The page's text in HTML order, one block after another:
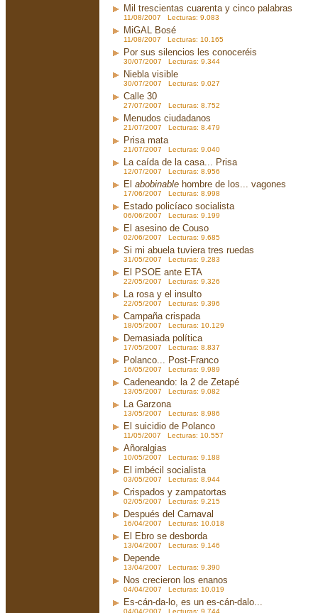
Mil trescientas cuarenta y cinco palabras
11/08/2007 Lecturas: 9.083
MiGAL Bosé
11/08/2007 Lecturas: 10.165
Por sus silencios les conoceréis
30/07/2007 Lecturas: 9.344
Niebla visible
30/07/2007 Lecturas: 9.027
Calle 30
27/07/2007 Lecturas: 8.752
Menudos ciudadanos
21/07/2007 Lecturas: 8.479
Prisa mata
21/07/2007 Lecturas: 9.040
La caída de la casa... Prisa
12/07/2007 Lecturas: 8.956
El abobinable hombre de los... vagones
17/06/2007 Lecturas: 8.998
Estado policíaco socialista
06/06/2007 Lecturas: 9.199
El asesino de Couso
02/06/2007 Lecturas: 9.685
Si mi abuela tuviera tres ruedas
31/05/2007 Lecturas: 9.283
El PSOE ante ETA
22/05/2007 Lecturas: 9.326
La rosa y el insulto
22/05/2007 Lecturas: 9.396
Campaña crispada
18/05/2007 Lecturas: 10.129
Demasiada política
17/05/2007 Lecturas: 8.837
Polanco... Post-Franco
16/05/2007 Lecturas: 9.989
Cadeneando: la 2 de Zetapé
13/05/2007 Lecturas: 9.082
La Garzona
13/05/2007 Lecturas: 8.986
El suicidio de Polanco
11/05/2007 Lecturas: 10.557
Añoralgias
10/05/2007 Lecturas: 9.188
El imbécil socialista
03/05/2007 Lecturas: 8.944
Crispados y zampatortas
02/05/2007 Lecturas: 9.215
Después del Carnaval
16/04/2007 Lecturas: 10.018
El Ebro se desborda
13/04/2007 Lecturas: 9.146
Depende
13/04/2007 Lecturas: 9.390
Nos crecieron los enanos
04/04/2007 Lecturas: 10.019
Es-cán-da-lo, es un es-cán-dalo...
04/04/2007 Lecturas: 9.744